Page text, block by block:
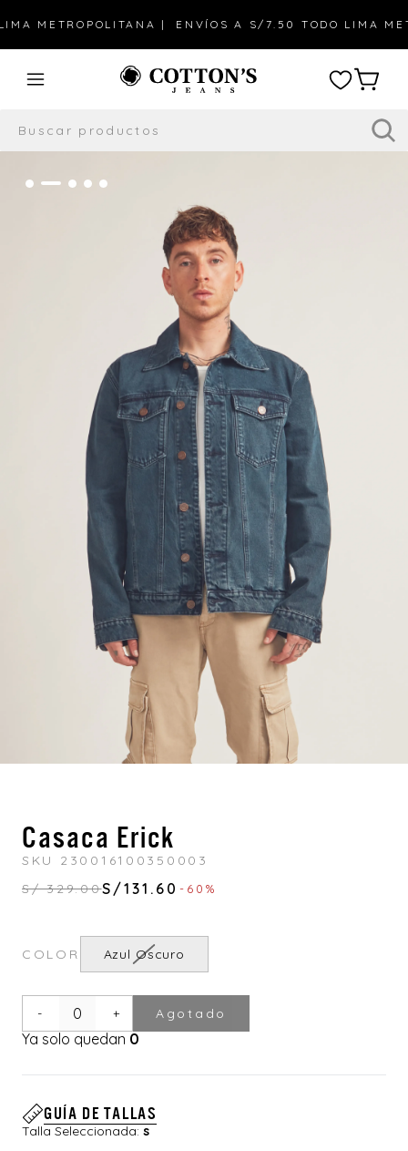
METROPOLITANA | ENVÍOS A S/7.50 TODO LIMA
Casaca Erick
SKU 230016100350003
S/ 329.00S/131.60 -60%
COLOR Azul Oscuro
- + Agotado
Ya solo quedan 0
GUÍA DE TALLAS
Talla Seleccionada: s